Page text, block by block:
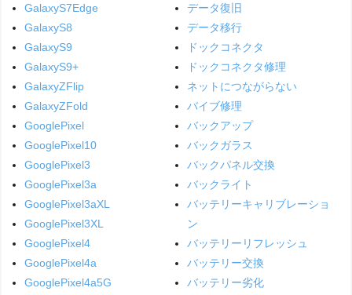
GalaxyS7Edge
GalaxyS8
GalaxyS9
GalaxyS9+
GalaxyZFlip
GalaxyZFold
GooglePixel
GooglePixel10
GooglePixel3
GooglePixel3a
GooglePixel3aXL
GooglePixel3XL
GooglePixel4
GooglePixel4a
GooglePixel4a5G
データ復旧
データ移行
ドックコネクタ
ドックコネクタ修理
ネットにつながらない
バイブ修理
バックアップ
バックガラス
バックパネル交換
バックライト
バッテリーキャリブレーショ
ン
バッテリーリフレッシュ
バッテリー交換
バッテリー劣化